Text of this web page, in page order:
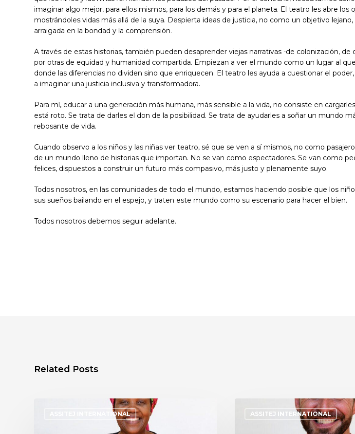
imaginar algo mejor, para ellos mismos, para los demás y para el planeta. El teatro les abre los
mostrándoles vidas más allá de la suya. Despierta ideas de justicia, no como un objetivo
arraigada en la bondad y la comprensión.
A través de estas historias, también pueden desaprender viejas narrativas -de colonización, de
por otras de equidad y humanidad compartida. Empiezan a ver el mundo como un lugar al
donde las diferencias no dividen sino que enriquecen. El teatro les ayuda a cuestionar el
a imaginar una justicia inclusiva y transformadora.
Para mí, educar a una generación más humana, más sensible a la vida, no consiste en
está roto. Se trata de darles el don de la posibilidad. Se trata de ayudarles a soñar un mundo
rebosante de vida.
Cuando observo a los niños y las niñas ver teatro, sé que se ven a sí mismos, no como
de un mundo lleno de historias que importan. No se van como espectadores. Se van como
felices, dispuestos a construir un futuro más compasivo, más justo y plenamente suyo.
Todos nosotros, en las comunidades de todo el mundo, estamos haciendo posible que los
sus sueños bailando en el espejo, y traten este mundo como su escenario para hacer el bien.
Todos nosotros debemos seguir adelante.
Related Posts
ASSITEJ INTERNATIONAL ASSITEJ INTERNATIONAL